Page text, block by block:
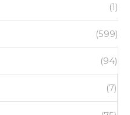
(1)
(599)
(94)
(7)